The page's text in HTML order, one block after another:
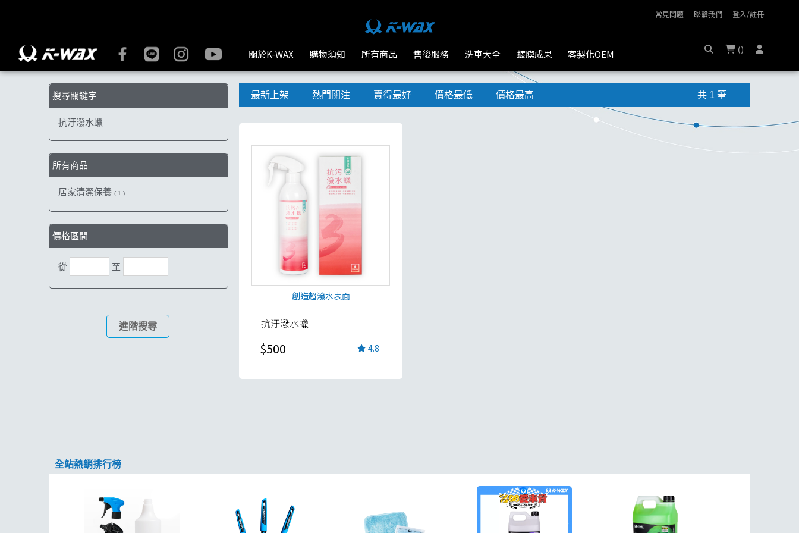
常見問題 聯繫我們 登入/註冊
()
關於K-WAX 購物須知 所有商品 售後服務 洗車大全 鍍膜成果 客製化OEM
搜尋關鍵字
抗汙潑水蠟
所有商品
居家清潔保養 ( 1 )
價格區間
從 至
進階搜尋
最新上架 熱門關注 賣得最好 價格最低 價格最高 共 1 筆
創造超潑水表面
抗汙潑水蠟
$500 4.8
全站熱銷排行榜